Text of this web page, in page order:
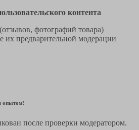
контента
фотографий товара)
их предварительной модерации
опытом!
после проверки модератором.